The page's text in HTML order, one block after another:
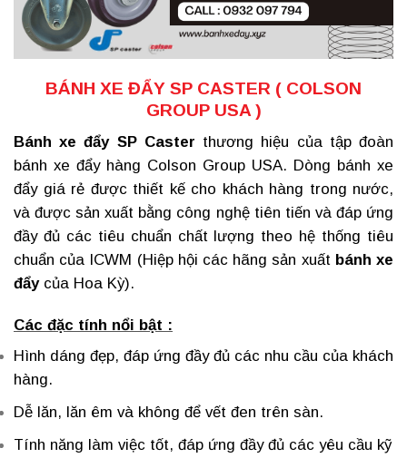
BÁNH XE ĐẨY SP CASTER ( COLSON
GROUP USA )
Bánh xe đẩy SP Caster thương hiệu của tập đoàn
bánh xe đẩy hàng Colson Group USA. Dòng bánh xe
đẩy giá rẻ được thiết kế cho khách hàng trong nước,
và được sản xuất bằng công nghệ tiên tiến và đáp ứng
đầy đủ các tiêu chuẩn chất lượng theo hệ thống tiêu
chuẩn của ICWM (Hiệp hội các hãng sản xuất bánh xe
đẩycủa Hoa Kỳ).
Các đặc tính nổi bật :
Hình dáng đẹp, đáp ứng đầy đủ các nhu cầu của khách
hàng.
Dễ lăn, lăn êm và không để vết đen trên sàn.
Tính năng làm việc tốt, đáp ứng đầy đủ các yêu cầu kỹ